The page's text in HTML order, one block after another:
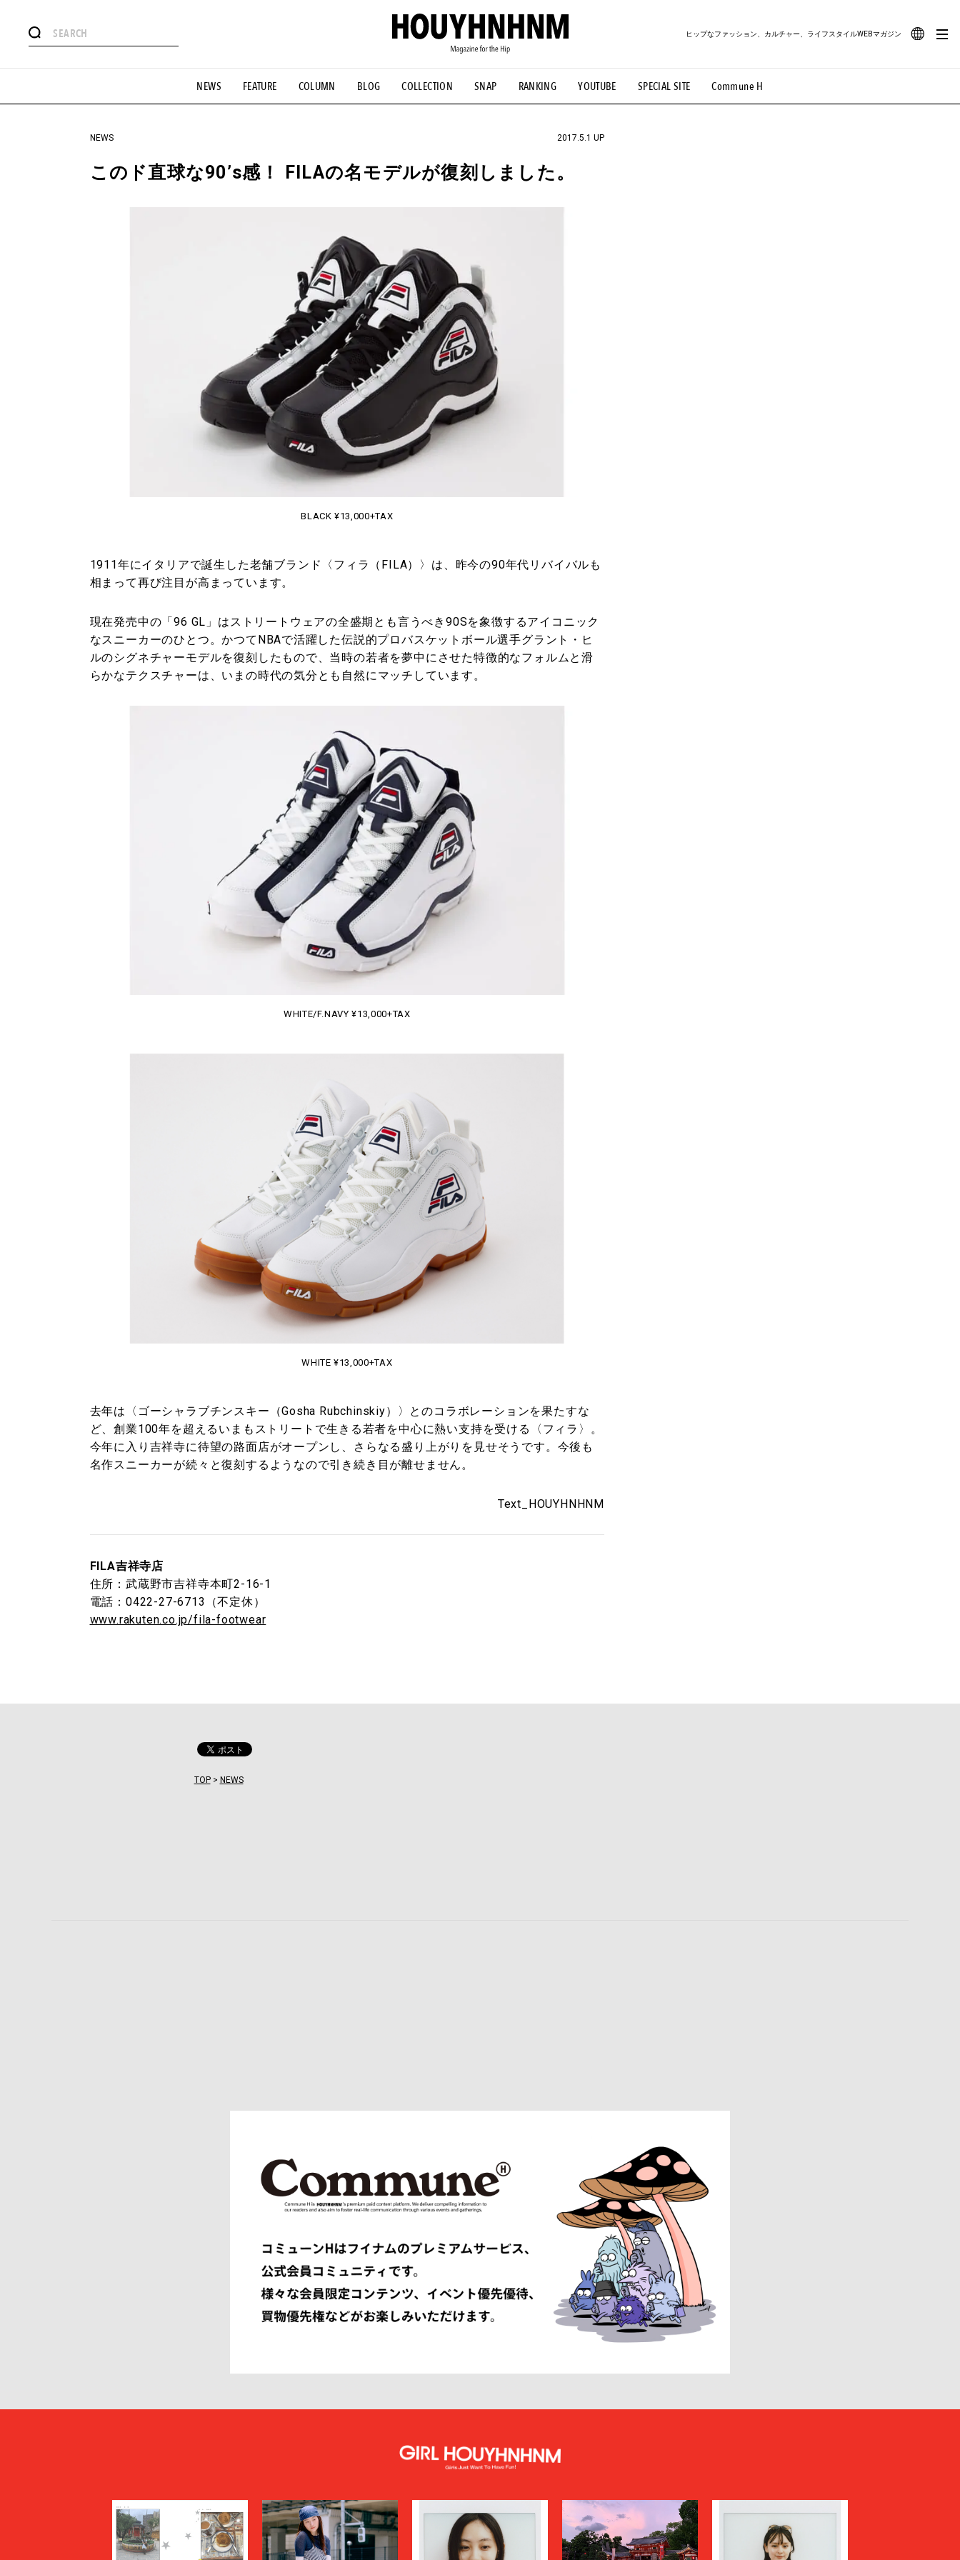
NEWS FEATURE COLUMN BLOG COLLECTION SNAP RANKING YOUTUBE SPECIAL SITE Commune H
ヒップなファッション、カルチャー、ライフスタイルWEBマガジン
#憧れの逸品 #ESSENTIAL DESIGNS #古着サミット #NEW VINTAGE #マイナーグッド図鑑 #路地裏てぃーん。 #MONTHLY JOURNAL
#GH 銘品の所以 #フイナムのYouTube #Commune H #FOCUS IT #AH.H #ととけん #FASHION #MUSIC #MOVIE #LIFESTYLE #SNEAKER #OUTDOOR
#HANDSOME HANDBOOK
NEWS 2017.5.1 UP
このド直球な90’s感！ FILAの名モデルが復刻しました。
BLACK ¥13,000+TAX
1911年にイタリアで誕生した老舗ブランド〈フィラ（FILA）〉は、昨今の90年代リバイバルも
相まって再び注目が高まっています。
現在発売中の「96 GL」はストリートウェアの全盛期とも言うべき90Sを象徴するアイコニック
なスニーカーのひとつ。かつてNBAで活躍した伝説的プロバスケットボール選手グラント・ヒ
ルのシグネチャーモデルを復刻したもので、当時の若者を夢中にさせた特徴的なフォルムと滑
らかなテクスチャーは、いまの時代の気分とも自然にマッチしています。
WHITE/F.NAVY ¥13,000+TAX
WHITE ¥13,000+TAX
去年は〈ゴーシャラブチンスキー（Gosha Rubchinskiy）〉とのコラボレーションを果たすな
ど、創業100年を超えるいまもストリートで生きる若者を中心に熱い支持を受ける〈フィラ〉。
今年に入り吉祥寺に待望の路面店がオープンし、さらなる盛り上がりを見せそうです。今後も
名作スニーカーが続々と復刻するようなので引き続き目が離せません。
Text_HOUYHNHNM
FILA吉祥寺店
住所：武蔵野市吉祥寺本町2-16-1
電話：0422-27-6713（不定休）
www.rakuten.co.jp/fila-footwear
TOP> NEWS